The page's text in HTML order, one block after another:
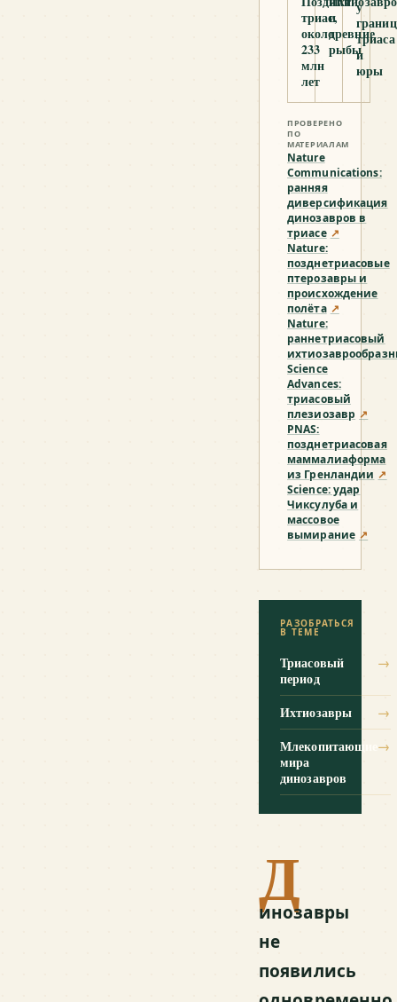
триас,
около
233
млн
лет
и
древние
рыбы
у
триаса
и
юры
ПРОВЕРЕНО
ПО
МАТЕРИАЛАМ
Nature
Communications:
ранняя
диверсификация
динозавров в
триасе ↗
Nature:
позднетриасовые
птерозавры и
происхождение
полёта ↗
Nature:
раннетриасовый
Science
Advances:
триасовый
плезиозавр ↗
PNAS:
позднетриасовая
маммалиаформа
из Гренландии ↗
Science: удар
Чиксулуба и
массовое
вымирание ↗
РАЗОБРАТЬСЯ
В ТЕМЕ
Триасовый
период
→
Ихтиозавры
→
Млекопитающие
мира
динозавров
→
Д
инозавры
не
появились